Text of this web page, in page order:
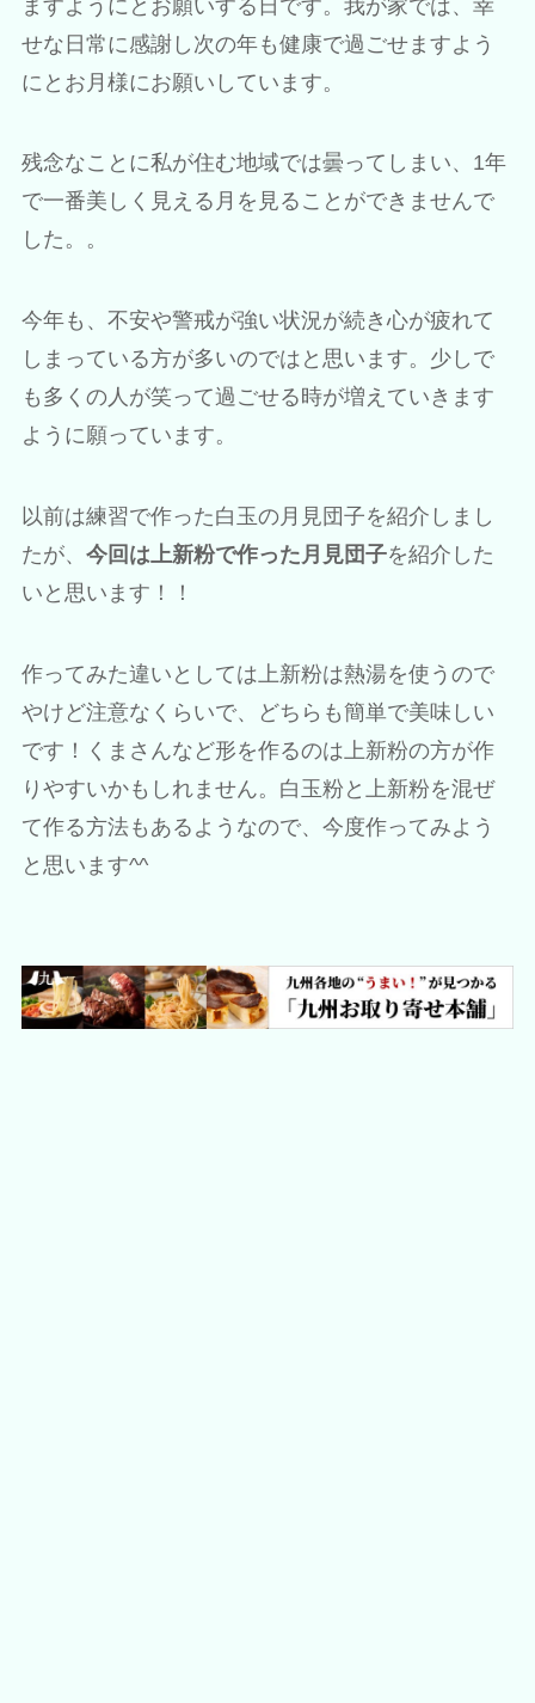
ますようにとお願いする日です。我が家では、幸
せな日常に感謝し次の年も健康で過ごせますよう
にとお月様にお願いしています。
残念なことに私が住む地域では曇ってしまい、1年
で一番美しく見える月を見ることができませんで
した。。
今年も、不安や警戒が強い状況が続き心が疲れて
しまっている方が多いのではと思います。少しで
も多くの人が笑って過ごせる時が増えていきます
ように願っています。
以前は練習で作った白玉の月見団子を紹介しまし
たが、 今回は上新粉で作った月見団子を紹介した
いと思います！！
作ってみた違いとしては上新粉は熱湯を使うので
やけど注意なくらいで、どちらも簡単で美味しい
です！くまさんなど形を作るのは上新粉の方が作
りやすいかもしれません。白玉粉と上新粉を混ぜ
て作る方法もあるようなので、今度作ってみよう
と思います^^